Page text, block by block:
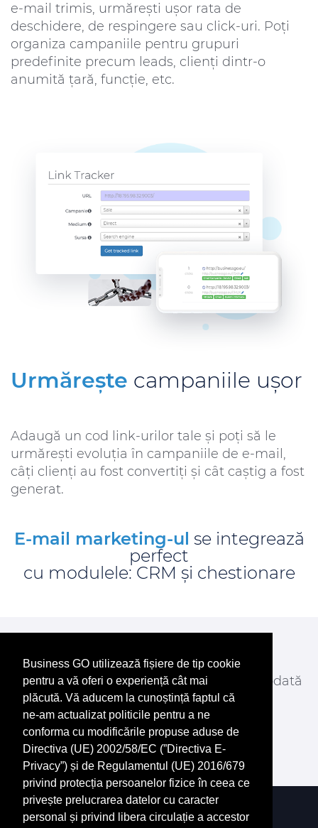
Business GO utilizează fișiere de tip cookie
pentru a vă oferi o experiență cât mai
plăcută. Vă aducem la cunoștință faptul că
ne-am actualizat politicile pentru a ne
conforma cu modificările propuse aduse de
Directiva (UE) 2002/58/EC (”Directiva E-
Privacy”) și de Regulamentul (UE) 2016/679
privind protecția persoanelor fizice în ceea ce
privește prelucrarea datelor cu caracter
personal și privind libera circulație a accestor
e-mail trimis, urmărești ușor rata de
deschidere, de respingere sau click-uri. Poți
organiza campaniile pentru grupuri
predefinite precum leads, clienți dintr-o
anumită țară, funcție, etc.
Urmărește campaniile ușor
Adaugă un cod link-urilor tale și poți să le
urmărești evoluția în campaniile de e-mail,
câți clienți au fost convertiți și cât caștig a fost
generat.
E-mail marketing-ul se integrează
perfect
cu modulele: CRM și chestionare
Gestionează, vinde, customizează.
Dă start afacerii tale mai simplu ca niciodată
cuBusiness Go.
ÎNCEPE CHIAR ACUM